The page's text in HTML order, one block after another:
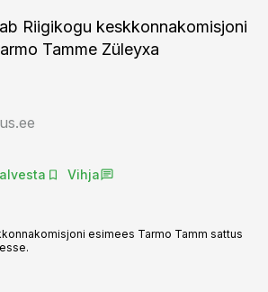
Riigikogu keskkonnakomisjoni
Tamme Züleyxa
Vihja
esimees Tarmo Tamm sattus